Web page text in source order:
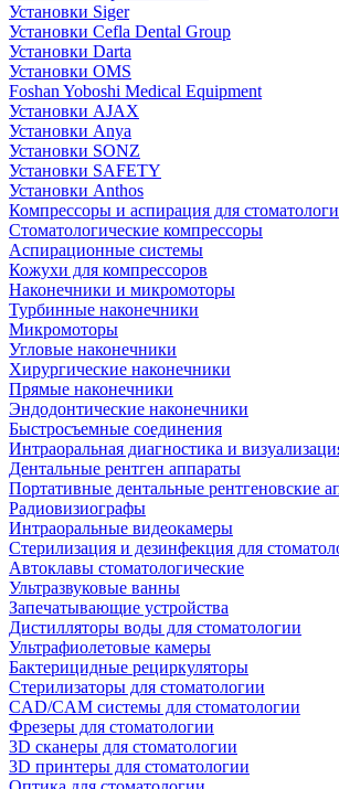
Установки Siger
Установки Cefla Dental Group
Установки Darta
Установки OMS
Foshan Yoboshi Medical Equipment
Установки AJAX
Установки Anya
Установки SONZ
Установки SAFETY
Установки Anthos
Компрессоры и аспирация для
Стоматологические компрессоры
Аспирационные системы
Кожухи для компрессоров
Наконечники и микромоторы
Турбинные наконечники
Микромоторы
Угловые наконечники
Хирургические наконечники
Прямые наконечники
Эндодонтические наконечники
Быстросъемные соединения
Интраоральная диагностика и
Дентальные рентген аппараты
Портативные дентальные рентгеновские
Радиовизиографы
Интраоральные видеокамеры
Стерилизация и дезинфекция для
Автоклавы стоматологические
Ультразвуковые ванны
Запечатывающие устройства
Дистилляторы воды для стоматологии
Ультрафиолетовые камеры
Бактерицидные рециркуляторы
Стерилизаторы для стоматологии
CAD/CAM системы для стоматологии
Фрезеры для стоматологии
3D cканеры для стоматологии
3D принтеры для стоматологии